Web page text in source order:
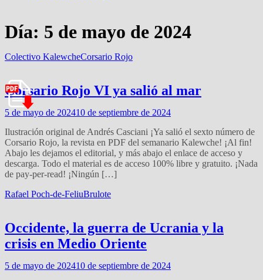
Día: 5 de mayo de 2024
Colectivo KalewcheCorsario Rojo
Corsario Rojo VI ya salió al mar
5 de mayo de 202410 de septiembre de 2024
Ilustración original de Andrés Casciani ¡Ya salió el sexto número de
Corsario Rojo, la revista en PDF del semanario Kalewche! ¡Al fin!
Abajo les dejamos el editorial, y más abajo el enlace de acceso y
descarga. Todo el material es de acceso 100% libre y gratuito. ¡Nada
de pay-per-read! ¡Ningún […]
Rafael Poch-de-FeliuBrulote
Occidente, la guerra de Ucrania y la
crisis en Medio Oriente
5 de mayo de 202410 de septiembre de 2024